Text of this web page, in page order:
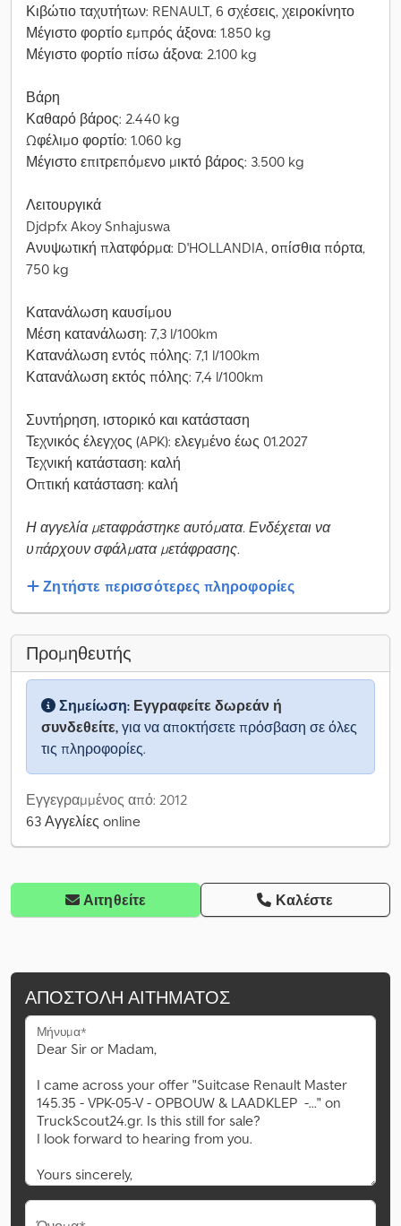
Κιβώτιο ταχυτήτων: RENAULT, 6 σχέσεις, χειροκίνητο
Μέγιστο φορτίο εμπρός άξονα: 1.850 kg
Μέγιστο φορτίο πίσω άξονα: 2.100 kg
Βάρη
Καθαρό βάρος: 2.440 kg
Ωφέλιμο φορτίο: 1.060 kg
Μέγιστο επιτρεπόμενο μικτό βάρος: 3.500 kg
Λειτουργικά
Djdpfx Akoy Snhajuswa
Ανυψωτική πλατφόρμα: D'HOLLANDIA, οπίσθια πόρτα,
750 kg
Κατανάλωση καυσίμου
Μέση κατανάλωση: 7,3 l/100km
Κατανάλωση εντός πόλης: 7,1 l/100km
Κατανάλωση εκτός πόλης: 7,4 l/100km
Συντήρηση, ιστορικό και κατάσταση
Τεχνικός έλεγχος (APK): ελεγμένο έως 01.2027
Τεχνική κατάσταση: καλή
Οπτική κατάσταση: καλή
Η αγγελία μεταφράστηκε αυτόματα. Ενδέχεται να
υπάρχουν σφάλματα μετάφρασης.
Ζητήστε περισσότερες πληροφορίες
Προμηθευτής
Σημείωση: Εγγραφείτε δωρεάν ή
συνδεθείτε, για να αποκτήσετε πρόσβαση σε όλες
τις πληροφορίες.
Εγγεγραμμένος από: 2012
63 Αγγελίες online
Αιτηθείτε Καλέστε
ΑΠΟΣΤΟΛΉ ΑΙΤΉΜΑΤΟΣ
Μήνυμα*